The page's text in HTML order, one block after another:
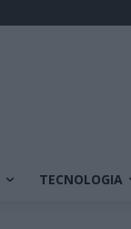
TECNOLOGIA